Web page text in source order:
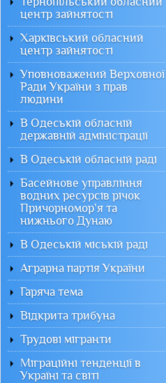
центр зайнятості
Харківський обласний
центр зайнятості
Уповноважений Верховної
Ради України з прав
людини
В Одеській обласній
державній адміністрації
В Одеській обласній раді
Басейнове управління
водних ресурсів річок
Причорномор`я та
нижнього Дунаю
В Одеській міській раді
Аграрна партія України
Гаряча тема
Відкрита трибуна
Трудові мігранти
Міграційні тенденції в
Україні та світі